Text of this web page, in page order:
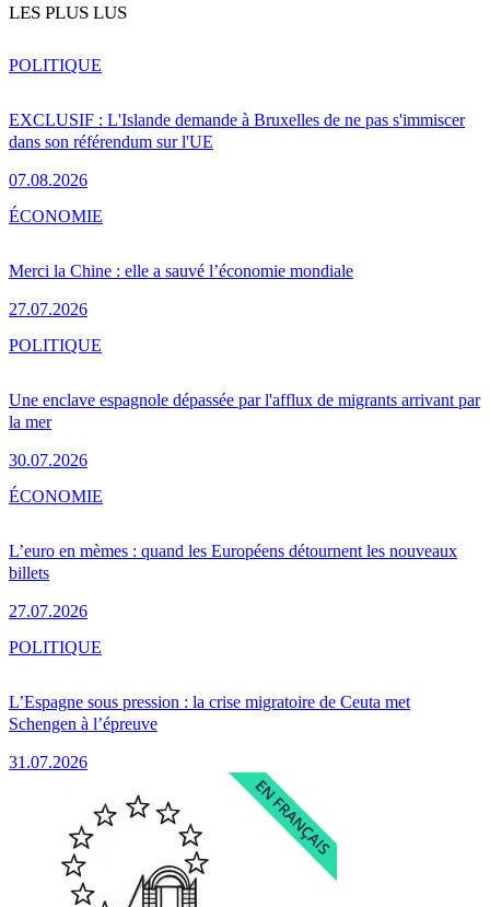
LES PLUS LUS
EXCLUSIF : L'Islande demande à Bruxelles de ne pas s'immiscer
dans son référendum sur l'UE
07.08.2026
POLITIQUE
Merci la Chine : elle a sauvé l’économie mondiale
27.07.2026
ÉCONOMIE
Une enclave espagnole dépassée par l'afflux de migrants arrivant par
la mer
30.07.2026
POLITIQUE
L’euro en mèmes : quand les Européens détournent les nouveaux
billets
27.07.2026
ÉCONOMIE
L’Espagne sous pression : la crise migratoire de Ceuta met
Schengen à l’épreuve
31.07.2026
POLITIQUE